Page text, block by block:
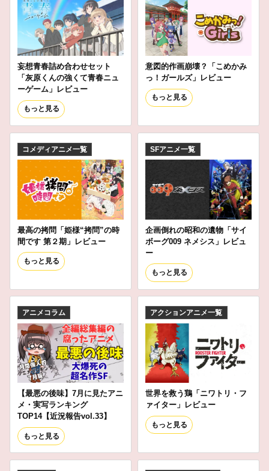
妄想青春詰め合わせセット
「灰原くんの強くて青春ニュ
ーゲーム」レビュー
もっと見る
意図的作画崩壊？「こめかみ
っ！ガールズ」レビュー
もっと見る
コメディアニメ一覧
最高の拷問「姫様“拷問”の時
間です 第２期」レビュー
もっと見る
SFアニメ一覧
企画倒れの昭和の遺物「サイ
ボーグ009 ネメシス」レビュ
ー
もっと見る
アニメコラム
【最悪の後味】7月に見たアニ
メ・実写ランキング
TOP14【近況報告vol.33】
もっと見る
アクションアニメ一覧
世界を救う鶏「ニワトリ・フ
ァイター」レビュー
もっと見る